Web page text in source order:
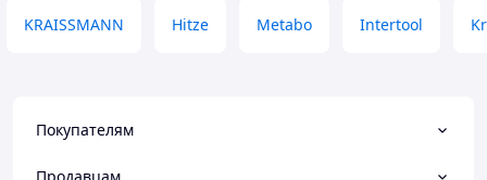
KRAISSMANN Hitze Metabo Intertool
Покупателям